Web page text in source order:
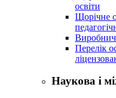
освіти
Щорічне
Перелік
Наукова і